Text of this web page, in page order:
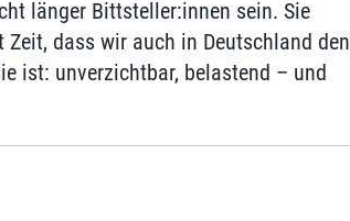
länger Bittsteller:innen sein. Sie
dass wir auch in Deutschland den
ist: unverzichtbar, belastend – und